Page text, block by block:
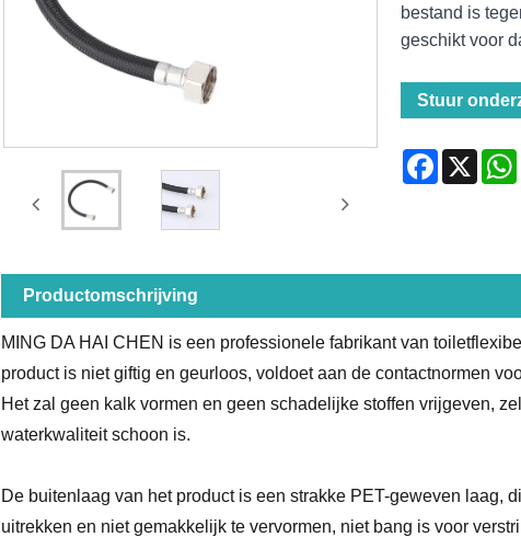
bestand is
geschikt voor
Stuur
Facebook
X
Productomschrijving
MING DA HAI CHEN is een professionele fabrikant van
product is niet giftig en geurloos, voldoet aan de contactnormen
Het zal geen kalk vormen en geen schadelijke stoffen vrijgeven,
waterkwaliteit schoon is.
De buitenlaag van het product is een strakke PET-geweven laag,
uitrekken en niet gemakkelijk te vervormen, niet bang is voor